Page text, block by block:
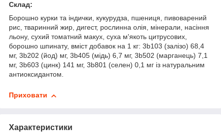
Склад:
Борошно курки та індички, кукурудза, пшениця, пивоварений
рис, тваринний жир, дигест, рослинна олія, мінерали, насіння
льону, сухий томатний макух, суха м'якоть цитрусових,
борошно шпинату, вміст добавок на 1 кг: 3b103 (залізо) 68,4
мг, 3b202 (йод) мг, 3b405 (мідь) 6,7 мг, 3b502 (марганець) 7,1
мг, 3b603 (цинк) 141 мг, 3b801 (селен) 0,1 мг із натуральним
антиоксидантом.
Приховати
Характеристики